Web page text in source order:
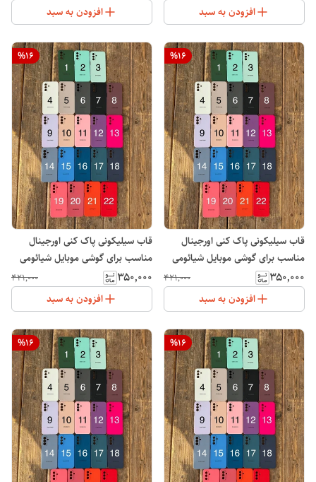
افزودن به سبد افزودن به سبد
%16
قاب سیلیکونی پاک کنی اورجینال
مناسب برای گوشی موبایل شیائومی
ردمی Xiaomi Redmi A5
۳۵۰٬۰۰۰ ۴۲۱٬۰۰۰
افزودن به سبد
%16
قاب سیلیکونی پاک کنی اورجینال
مناسب برای گوشی موبایل شیائومی
ردمی Xiaomi Redmi 15C
۳۵۰٬۰۰۰ ۴۲۱٬۰۰۰
افزودن به سبد
%16
%16